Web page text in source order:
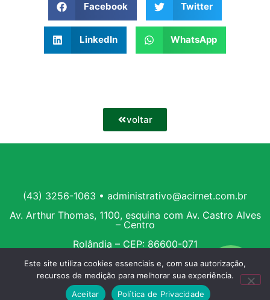
Facebook Twitter
LinkedIn WhatsApp
voltar
(43) 3256-1063 • administrativo@acirnet.com.br
Av. Arthur Thomas, 1100, esquina com Av. Castro Alves
– Centro
Rolândia – CEP: 86600-071
Este site utiliza cookies essenciais e, com sua autorização,
recursos de medição para melhorar sua experiência.
Aceitar
Política de Privacidade